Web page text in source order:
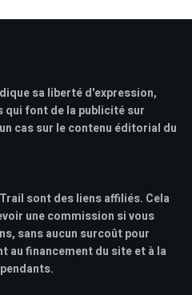
sa liberté d'expression,
qui font de la publicité sur
cas sur le contenu éditorial du
sont des liens affiliés. Cela
une commission si vous
sans aucun surcoût pour
au financement du site et à la